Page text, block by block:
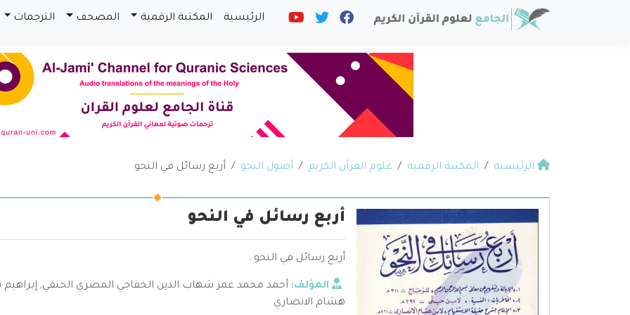
الرئيسية المكتبة الرقمية المصحف الترجمات
الرئيسية المكتبة الرقمية علوم القرآن الكريم أصول النحو أربع رسائل في النحو
أربع رسائل في النحو
أربع رسائل في النحو .
المؤلف: أحمد محمد عمر شهاب الدين الخفاجي المصري الحنفي,
هشام الانصاري